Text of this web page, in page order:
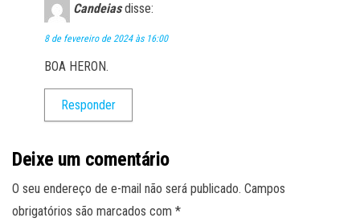
Candeias disse:
8 de fevereiro de 2024 às 16:00
BOA HERON.
Responder
Deixe um comentário
O seu endereço de e-mail não será publicado. Campos
obrigatórios são marcados com *